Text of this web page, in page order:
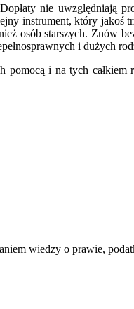
nie uwzględniają
instrument, który jakoś
osób starszych. Znów
i dużych
i na tych
wiedzy o prawie,